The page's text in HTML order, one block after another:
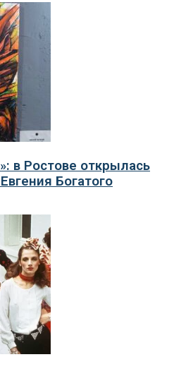
в Ростове открылась
Богатого